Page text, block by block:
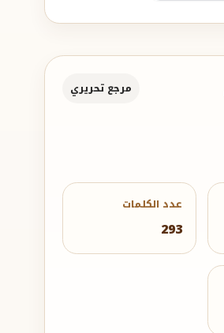
مرجع تحريري
عدد الكلمات
293